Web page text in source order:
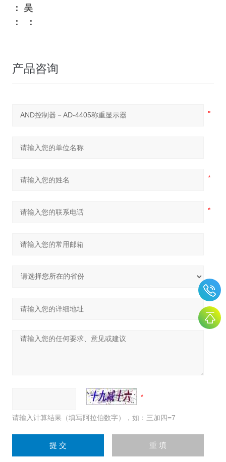
： 吴
： ：
产品咨询
请输入计算结果（填写阿拉伯数字），如：三加四=7